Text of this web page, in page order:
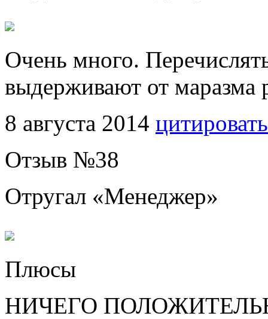
Очень много.
выдерживают от маразма
8 августа 2014 цитировать
Отзыв №38
Отругал «Менеджер»
Плюсы
НИЧЕГО